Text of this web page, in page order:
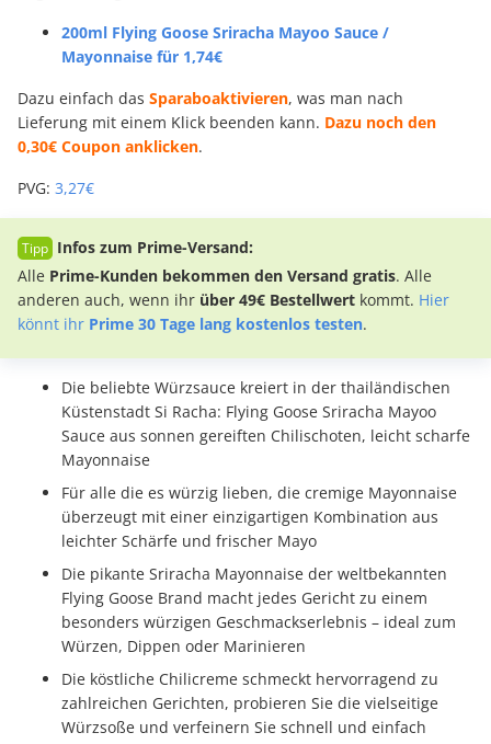
200ml Flying Goose Sriracha Mayoo Sauce /
Mayonnaise für 1,74€
Dazu einfach das Sparaboaktivieren, was man nach
Lieferung mit einem Klick beenden kann. Dazu noch den
0,30€ Coupon anklicken.
PVG: 3,27€
Infos zum Prime-Versand:
Alle Prime-Kunden bekommen den Versand gratis. Alle
anderen auch, wenn ihr über 49€ Bestellwert kommt. Hier
könnt ihr Prime 30 Tage lang kostenlos testen.
Die beliebte Würzsauce kreiert in der thailändischen
Küstenstadt Si Racha: Flying Goose Sriracha Mayoo
Sauce aus sonnen gereiften Chilischoten, leicht scharfe
Mayonnaise
Für alle die es würzig lieben, die cremige Mayonnaise
überzeugt mit einer einzigartigen Kombination aus
leichter Schärfe und frischer Mayo
Die pikante Sriracha Mayonnaise der weltbekannten
Flying Goose Brand macht jedes Gericht zu einem
besonders würzigen Geschmackserlebnis – ideal zum
Würzen, Dippen oder Marinieren
Die köstliche Chilicreme schmeckt hervorragend zu
zahlreichen Gerichten, probieren Sie die vielseitige
Würzsoße und verfeinern Sie schnell und einfach